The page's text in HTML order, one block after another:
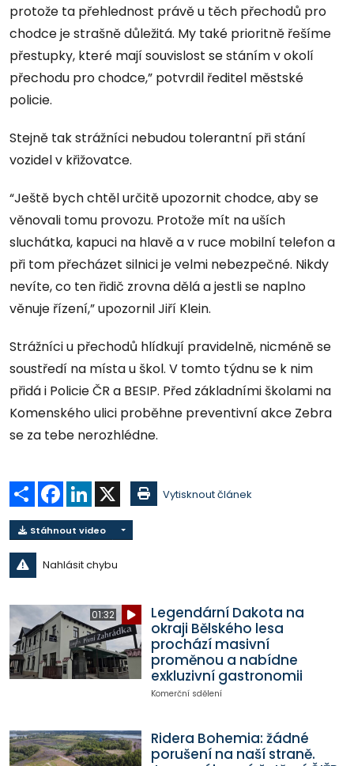
protože ta přehlednost právě u těch přechodů pro
chodce je strašně důležitá. My také prioritně řešíme
přestupky, které mají souvislost se stáním v okolí
přechodu pro chodce,” potvrdil ředitel městské
policie.
Stejně tak strážníci nebudou tolerantní při stání
vozidel v křižovatce.
“Ještě bych chtěl určitě upozornit chodce, aby se
věnovali tomu provozu. Protože mít na uších
sluchátka, kapuci na hlavě a v ruce mobilní telefon a
při tom přecházet silnici je velmi nebezpečné. Nikdy
nevíte, co ten řidič zrovna dělá a jestli se naplno
věnuje řízení,” upozornil Jiří Klein.
Strážníci u přechodů hlídkují pravidelně, nicméně se
soustředí na místa u škol. V tomto týdnu se k nim
přidá i Policie ČR a BESIP. Před základními školami na
Komenského ulici proběhne preventivní akce Zebra
se za tebe nerozhlédne.
Sdílet Facebook
LinkedIn Vytisknout článek
Stáhnout video
Nahlásit chybu
01:32
Legendární Dakota na
okraji Bělského lesa
prochází masivní
proměnou a nabídne
exkluzivní gastronomii
Komerční sdělení
Ridera Bohemia: žádné
porušení na naší straně.